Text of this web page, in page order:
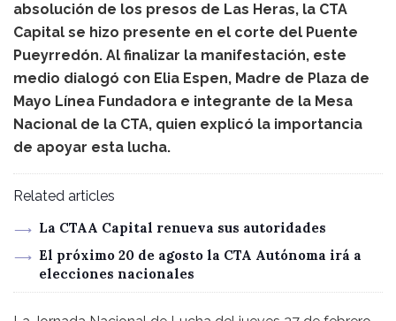
absolución de los presos de Las Heras, la CTA
Capital se hizo presente en el corte del Puente
Pueyrredón. Al finalizar la manifestación, este
medio dialogó con Elia Espen, Madre de Plaza de
Mayo Línea Fundadora e integrante de la Mesa
Nacional de la CTA, quien explicó la importancia
de apoyar esta lucha.
Related articles
La CTAA Capital renueva sus autoridades
El próximo 20 de agosto la CTA Autónoma irá a
elecciones nacionales